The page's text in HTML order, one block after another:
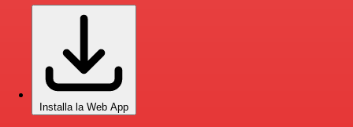
Installa la Web App